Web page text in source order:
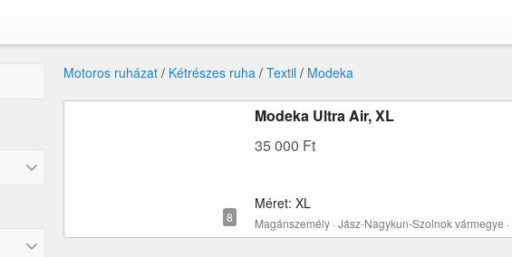
Motoros ruházat / Kétrészes ruha / Textil / Modeka
Modeka Ultra Air, XL
35 000 Ft
Méret: XL
Magánszemély · Jász-Nagykun-Szolnok vármegye